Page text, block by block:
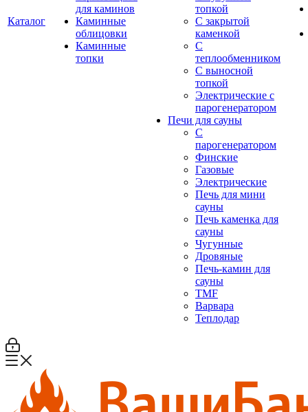
Каталог
для каминов
Каминные
облицовки
Каминные
топки
топкой
С закрытой
каменкой
С
теплообменником
С выносной
топкой
Электрические с
парогенератором
Печи для сауны
С
парогенератором
Финские
Газовые
Электрические
Печь для мини
сауны
Печь каменка для
сауны
Чугунные
Дровяные
Печь-камин для
сауны
TMF
Варвара
Теплодар